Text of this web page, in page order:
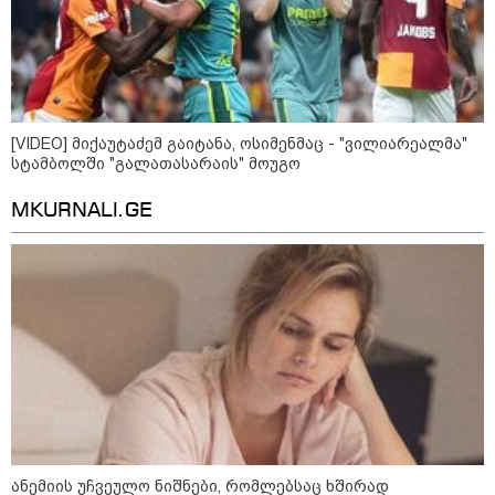
როგორ ჩავიცვათ 40 წლის
შემდეგ: მილიონერების
სტილისტის 8 ოქროს წესი და
აუცილებელი სამოსი
მსოფლიო
[VIDEO] მიქაუტაძემ გაიტანა, ოსიმენმაც - "ვილიარეალმა"
სტამბოლში "გალათასარაის" მოუგო
MKURNALI.GE
ანემიის უჩვეულო ნიშნები, რომლებსაც ხშირად